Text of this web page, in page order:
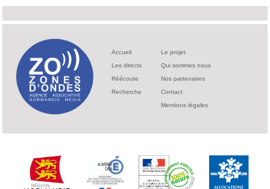
Accueil
Les directs
Réécoute
Recherche
Le projet
Qui sommes nous
Nos partenaires
Contact
Mentions légales